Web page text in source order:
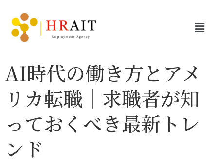
AI時代の働き方とアメ
リカ転職｜求職者が知
っておくべき最新トレ
ンド